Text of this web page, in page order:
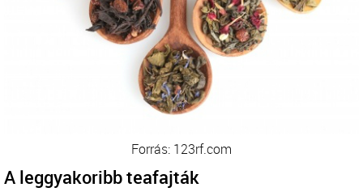
Forrás: 123rf.com
A leggyakoribb teafajták